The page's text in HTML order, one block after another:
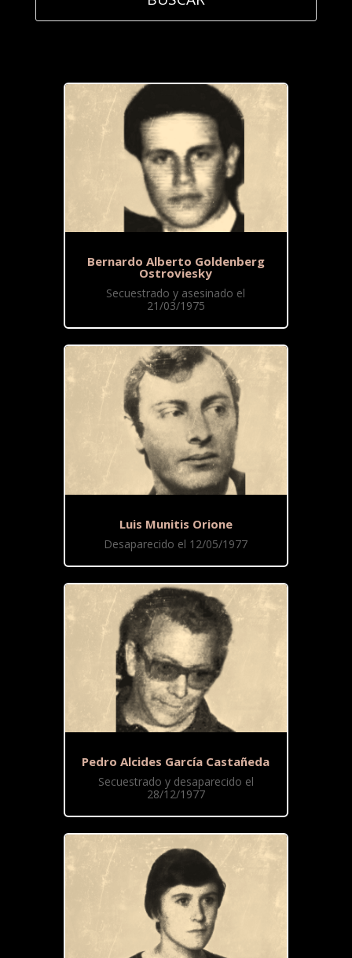
Bernardo Alberto Goldenberg
Ostroviesky
Secuestrado y asesinado el
21/03/1975
Luis Munitis Orione
Desaparecido el 12/05/1977
Pedro Alcides García Castañeda
Secuestrado y desaparecido el
28/12/1977